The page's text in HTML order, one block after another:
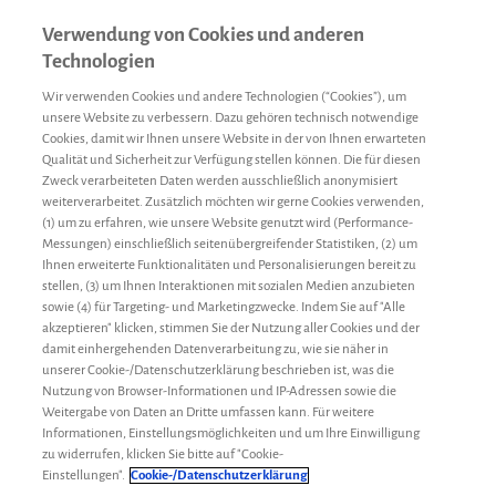
Motivation Gastbeiträge 5. Februar 2019
Umgang mit Hämophilie A: Don‘t give up! (Teil 2)
Verwendung von Cookies und anderen
Technologien
Wir verwenden Cookies und andere Technologien (“Cookies”), um
unsere Website zu verbessern. Dazu gehören technisch notwendige
Cookies, damit wir Ihnen unsere Website in der von Ihnen erwarteten
Qualität und Sicherheit zur Verfügung stellen können. Die für diesen
Zweck verarbeiteten Daten werden ausschließlich anonymisiert
weiterverarbeitet. Zusätzlich möchten wir gerne Cookies verwenden,
(1) um zu erfahren, wie unsere Website genutzt wird (Performance-
Messungen) einschließlich seitenübergreifender Statistiken, (2) um
Ihnen erweiterte Funktionalitäten und Personalisierungen bereit zu
stellen, (3) um Ihnen Interaktionen mit sozialen Medien anzubieten
sowie (4) für Targeting- und Marketingzwecke. Indem Sie auf "Alle
akzeptieren" klicken, stimmen Sie der Nutzung aller Cookies und der
damit einhergehenden Datenverarbeitung zu, wie sie näher in
unserer Cookie-/Datenschutzerklärung beschrieben ist, was die
Nutzung von Browser-Informationen und IP-Adressen sowie die
Weitergabe von Daten an Dritte umfassen kann. Für weitere
Informationen, Einstellungsmöglichkeiten und um Ihre Einwilligung
zu widerrufen, klicken Sie bitte auf "Cookie-
Einstellungen". Cookie-/Datenschutzerklärung